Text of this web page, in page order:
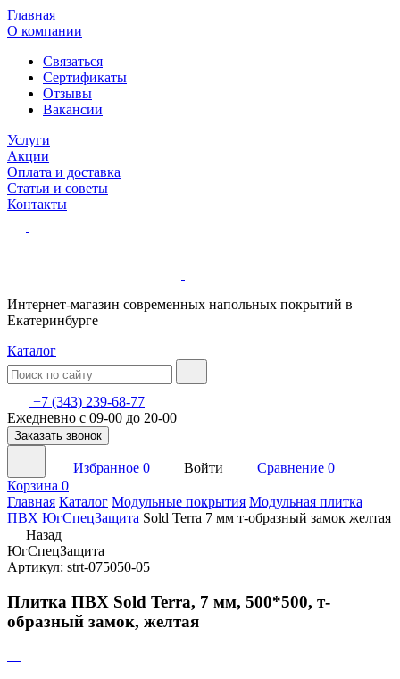
Главная
О компании
Связаться
Сертификаты
Отзывы
Вакансии
Услуги
Акции
Оплата и доставка
Статьи и советы
Контакты
Интернет-магазин современных напольных покрытий в
Екатеринбурге
Каталог
+7 (343) 239-68-77
Ежедневно с 09-00 до 20-00
Заказать звонок
Избранное 0 Войти Сравнение 0
Корзина 0
Главная Каталог Модульные покрытия Модульная плитка
ПВХ ЮгСпецЗащита Sold Terra 7 мм т-образный замок желтая
Назад
ЮгСпецЗащита
Артикул: strt-075050-05
Плитка ПВХ Sold Terra, 7 мм, 500*500, т-
образный замок, желтая